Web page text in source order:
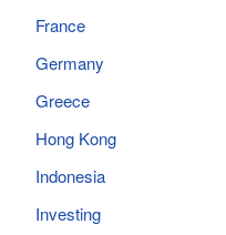
France
Germany
Greece
Hong Kong
Indonesia
Investing